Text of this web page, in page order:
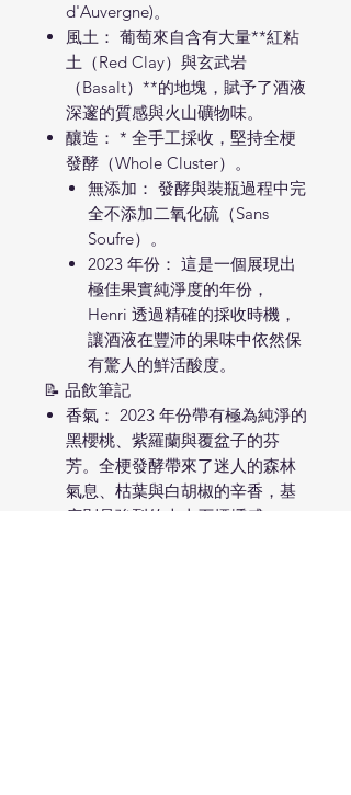
d'Auvergne)。
風土： 葡萄來自含有大量**紅粘
土（Red Clay）與玄武岩
（Basalt）**的地塊，賦予了酒液
深邃的質感與火山礦物味。
釀造： * 全手工採收，堅持全梗
發酵（Whole Cluster）。
無添加： 發酵與裝瓶過程中完
全不添加二氧化硫（Sans
Soufre）。
2023 年份： 這是一個展現出
極佳果實純淨度的年份，
Henri 透過精確的採收時機，
讓酒液在豐沛的果味中依然保
有驚人的鮮活酸度。
📝 品飲筆記
香氣： 2023 年份帶有極為純淨的
黑櫻桃、紫羅蘭與覆盆子的芬
芳。全梗發酵帶來了迷人的森林
氣息、枯葉與白胡椒的辛香，基
底則是強烈的火山石煙燻感。